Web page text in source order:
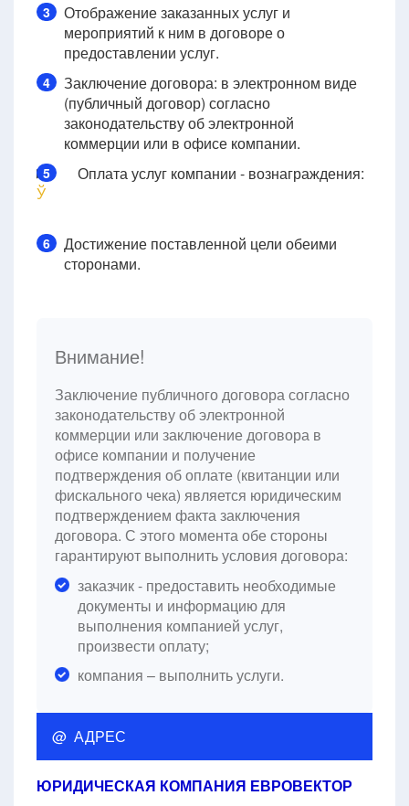
3
Отображение заказанных услуг и
мероприятий к ним в договоре о
предоставлении услуг.
4
Заключение договора: в электронном виде
(публичный договор) согласно
законодательству об электронной
коммерции или в офисе компании.
5Оплата услуг компании - вознаграждения:
Ў
6
Достижение поставленной цели обеими
сторонами.
Внимание!
Заключение публичного договора согласно
законодательству об электронной
коммерции или заключение договора в
офисе компании и получение
подтверждения об оплате (квитанции или
фискального чека) является юридическим
подтверждением факта заключения
договора. С этого момента обе стороны
гарантируют выполнить условия договора:
заказчик - предоставить необходимые
документы и информацию для
выполнения компанией услуг,
произвести оплату;
компания – выполнить услуги.
@ АДРЕС
ЮРИДИЧЕСКАЯ КОМПАНИЯ ЕВРОВЕКТОР